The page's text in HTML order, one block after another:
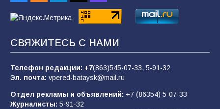
01.08.2026
«Слухами Москву не возьмёшь»: почему
заявления Киева о мобилизации — это
отчаяние, а не разведка
81 02.08.2026
СВЯЖИТЕСЬ С НАМИ
Телефон редакции: +7(863)545-07-33, 5-91-32
Эл. почта: vpered-bataysk@mail.ru
Отдел рекламы и объявлений: +7 (86354) 5-07-33
Журналисты: 5-91-32